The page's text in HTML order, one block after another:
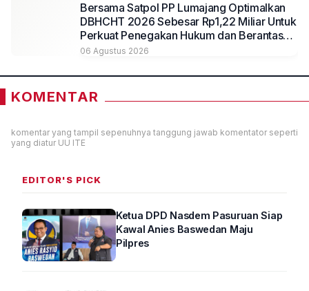
Bersama Satpol PP Lumajang Optimalkan
DBHCHT 2026 Sebesar Rp1,22 Miliar Untuk
Perkuat Penegakan Hukum dan Berantas
Rokok Ilegal
06 Agustus 2026
KOMENTAR
komentar yang tampil sepenuhnya tanggung jawab komentator seperti
yang diatur UU ITE
EDITOR'S PICK
Ketua DPD Nasdem Pasuruan Siap
Kawal Anies Baswedan Maju
Pilpres